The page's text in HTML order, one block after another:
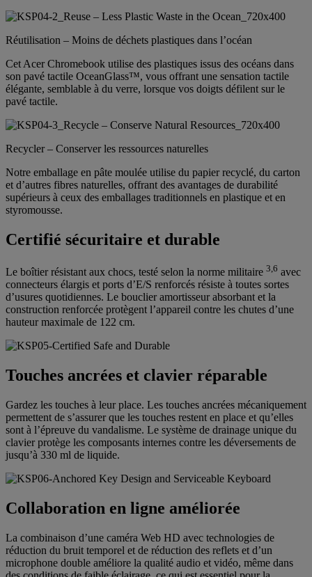
Réutilisation – Moins de déchets plastiques dans l’océan
Cet Acer Chromebook utilise des plastiques issus des océans dans
son pavé tactile OceanGlass™, vous offrant une sensation tactile
élégante, semblable à du verre, lorsque vos doigts défilent sur le
pavé tactile.
Recycler – Conserver les ressources naturelles
Notre emballage en pâte moulée utilise du papier recyclé, du carton
et d’autres fibres naturelles, offrant des avantages de durabilité
supérieurs à ceux des emballages traditionnels en plastique et en
styromousse.
Certifié sécuritaire et durable
Le boîtier résistant aux chocs, testé selon la norme militaire 3,6 avec
connecteurs élargis et ports d’E/S renforcés résiste à toutes sortes
d’usures quotidiennes. Le bouclier amortisseur absorbant et la
construction renforcée protègent l’appareil contre les chutes d’une
hauteur maximale de 122 cm.
Touches ancrées et clavier réparable
Gardez les touches à leur place. Les touches ancrées mécaniquement
permettent de s’assurer que les touches restent en place et qu’elles
sont à l’épreuve du vandalisme. Le système de drainage unique du
clavier protège les composants internes contre les déversements de
jusqu’à 330 ml de liquide.
Collaboration en ligne améliorée
La combinaison d’une caméra Web HD avec technologies de
réduction du bruit temporel et de réduction des reflets et d’un
microphone double améliore la qualité audio et vidéo, même dans